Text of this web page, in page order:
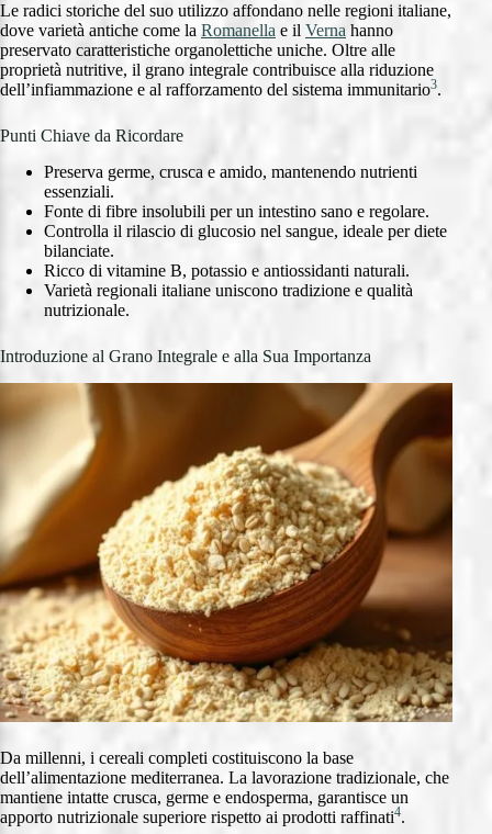
Le radici storiche del suo utilizzo affondano nelle regioni italiane,
dove varietà antiche come la Romanella e il Verna hanno
preservato caratteristiche organolettiche uniche. Oltre alle
proprietà nutritive, il grano integrale contribuisce alla riduzione
dell’infiammazione e al rafforzamento del sistema immunitario3.
Punti Chiave da Ricordare
Preserva germe, crusca e amido, mantenendo nutrienti
essenziali.
Fonte di fibre insolubili per un intestino sano e regolare.
Controlla il rilascio di glucosio nel sangue, ideale per diete
bilanciate.
Ricco di vitamine B, potassio e antiossidanti naturali.
Varietà regionali italiane uniscono tradizione e qualità
nutrizionale.
Introduzione al Grano Integrale e alla Sua Importanza
Da millenni, i cereali completi costituiscono la base
dell’alimentazione mediterranea. La lavorazione tradizionale, che
mantiene intatte crusca, germe e endosperma, garantisce un
apporto nutrizionale superiore rispetto ai prodotti raffinati4.